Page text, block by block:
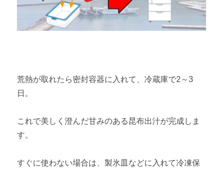
荒熱が取れたら密封容器に入れて、冷蔵庫で2～3
日。
これで美しく澄んだ甘みのある昆布出汁が完成しま
す。
すぐに使わない場合は、製氷皿などに入れて冷凍保